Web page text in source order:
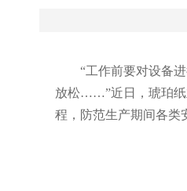
“工作前要对设备
放松……”近日，琥珀纸
程，防范生产期间各类